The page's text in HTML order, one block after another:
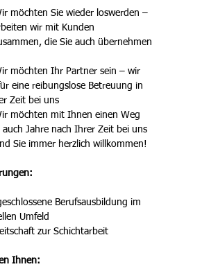
wir mit Kunden
eine reibungslose Betreuung in
Zeit bei uns
auch Jahre nach Ihrer Zeit bei uns
Sie immer herzlich willkommen!
Berufsausbildung im
Umfeld
zur Schichtarbeit
Ihnen: